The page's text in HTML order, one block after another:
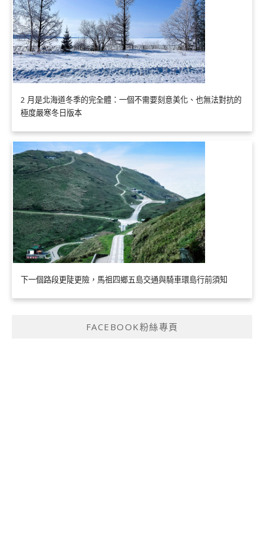
2 月是北海道冬季的完全體：一個不需要刻意美化、也無法對抗的
極度嚴寒冬日版本
下一個路段更陡更險，馬祖四鄉五島交通與騎車環島行前須知
FACEBOOK粉絲專頁